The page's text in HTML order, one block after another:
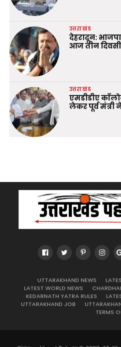
उत्तराखंड
देहरादून: भाजपा
आज तीन
उत्तराखंड
एमडीडीए
लेकर पूर्व मंत्री
UTTARAKHAND NEWS
LATEST WORLD NEWS
KEDARNATH YATRA RULES
UTTARAKHAND JOB
TERMS